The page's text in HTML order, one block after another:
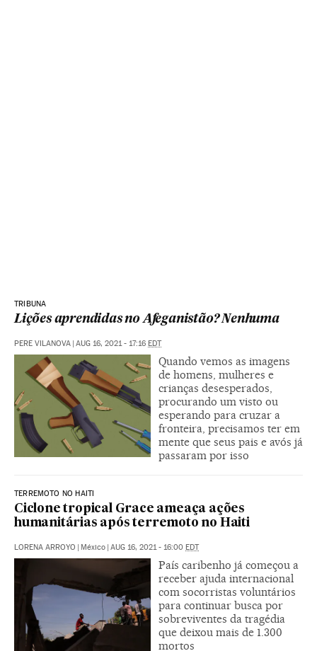
TRIBUNA
Lições aprendidas no Afeganistão? Nenhuma
PERE VILANOVA AUG 16, 2021 - 17:16 EDT
Quando vemos as imagens
de homens, mulheres e
crianças desesperados,
procurando um visto ou
esperando para cruzar a
fronteira, precisamos ter em
mente que seus pais e avós já
passaram por isso
TERREMOTO NO HAITI
Ciclone tropical Grace ameaça ações
humanitárias após terremoto no Haiti
LORENA ARROYO México AUG 16, 2021 - 16:00 EDT
País caribenho já começou a
receber ajuda internacional
com socorristas voluntários
para continuar busca por
sobreviventes da tragédia
que deixou mais de 1.300
mortos